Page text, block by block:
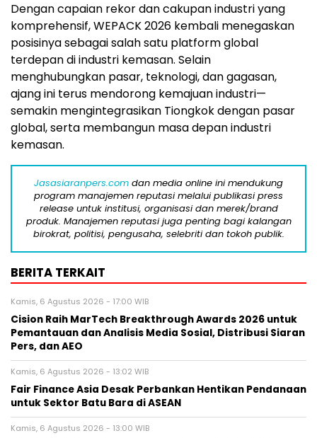
Dengan capaian rekor dan cakupan industri yang
komprehensif, WEPACK 2026 kembali menegaskan
posisinya sebagai salah satu platform global
terdepan di industri kemasan. Selain
menghubungkan pasar, teknologi, dan gagasan,
ajang ini terus mendorong kemajuan industri—
semakin mengintegrasikan Tiongkok dengan pasar
global, serta membangun masa depan industri
kemasan.
Jasasiaranpers.com dan media online ini mendukung
program manajemen reputasi melalui publikasi press
release untuk institusi, organisasi dan merek/brand
produk. Manajemen reputasi juga penting bagi kalangan
birokrat, politisi, pengusaha, selebriti dan tokoh publik.
BERITA TERKAIT
Kamis, 6 Agustus 2026 - 17:00 WIB
Cision Raih MarTech Breakthrough Awards 2026 untuk
Pemantauan dan Analisis Media Sosial, Distribusi Siaran
Pers, dan AEO
Kamis, 6 Agustus 2026 - 13:02 WIB
Fair Finance Asia Desak Perbankan Hentikan Pendanaan
untuk Sektor Batu Bara di ASEAN
Kamis, 6 Agustus 2026 - 13:00 WIB